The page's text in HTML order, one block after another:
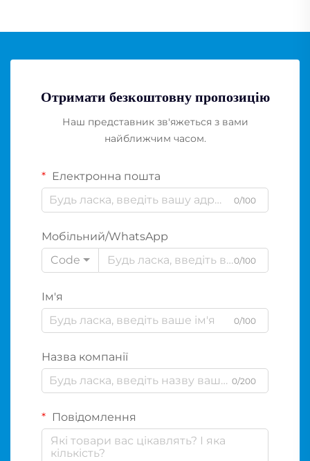
Отримати безкоштовну пропозицію
Наш представник зв'яжеться з вами
найближчим часом.
Електронна пошта
0/100
Мобільний/WhatsApp
Code
0/100
Ім'я
0/100
Назва компанії
0/200
Повідомлення